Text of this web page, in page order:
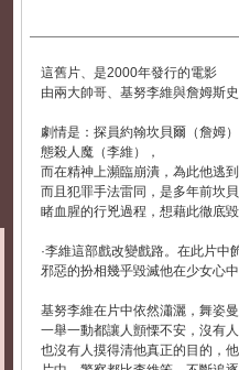
這舊片、是2000年發行的電影
由兩大帥哥、基努李維與詹姆斯
劇情是：探員約翰坎貝爾（詹姆
態殺人魔（李維），
而在精神上瀕臨崩潰，為此他逃
而且犯罪手法雷同，是多年前坎
睹血腥的行兇過程，想藉此徹底
·李維這部戲改變戲路。在此片
邪惡的扮相幾乎毀滅他在少女心
基努李維在片中依然瀟灑，舞姿
一舉一動都讓人顫慄不安，沒有
也沒有人摸得清他真正的目的，